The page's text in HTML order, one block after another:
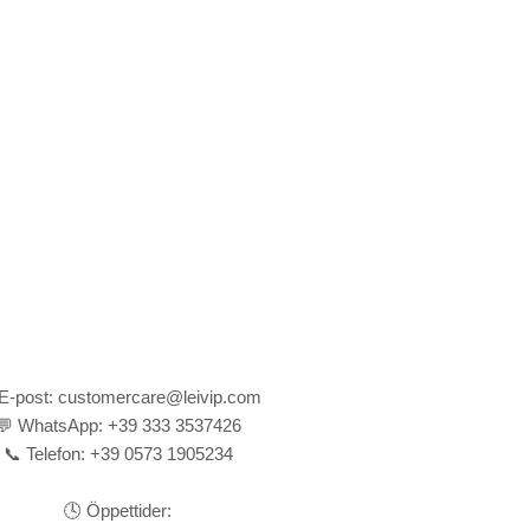
post: customercare@leivip.com
WhatsApp: +39 333 3537426
📞 Telefon: +39 0573 1905234
🕓 Öppettider: